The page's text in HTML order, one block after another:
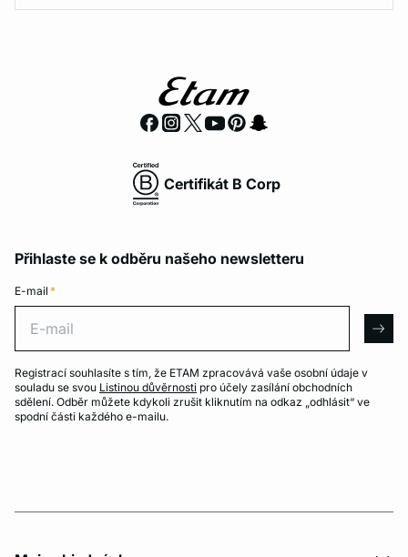
Certifikát B Corp
Přihlaste se k odběru našeho newsletteru
E-mail *
Registrací souhlasíte s tím, že ETAM zpracovává vaše osobní údaje v
souladu se svou Listinou důvěrnosti pro účely zasílání obchodních
sdělení. Odběr můžete kdykoli zrušit kliknutím na odkaz „odhlásit“ ve
spodní části každého e-mailu.